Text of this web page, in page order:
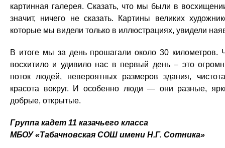
картинная галерея. Сказать, что мы были в
значит, ничего не сказать. Картины великих
которые мы видели только в иллюстрациях, увидели
В итоге мы за день прошагали около 30 километров.
восхитило и удивило нас в первый день – это
поток людей, невероятных размеров здания,
красота вокруг. И особенно люди — они разные,
добрые, открытые.
Группа кадет 11 казачьего класса
МБОУ «Табачновская СОШ имени Н.Г. Сотника»